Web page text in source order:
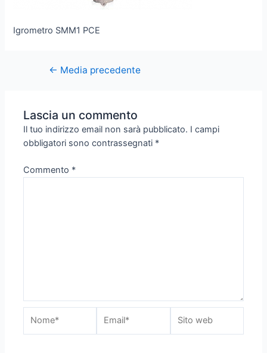
Igrometro SMM1 PCE
← Media precedente
Lascia un commento
Il tuo indirizzo email non sarà pubblicato. I campi
obbligatori sono contrassegnati *
Commento *